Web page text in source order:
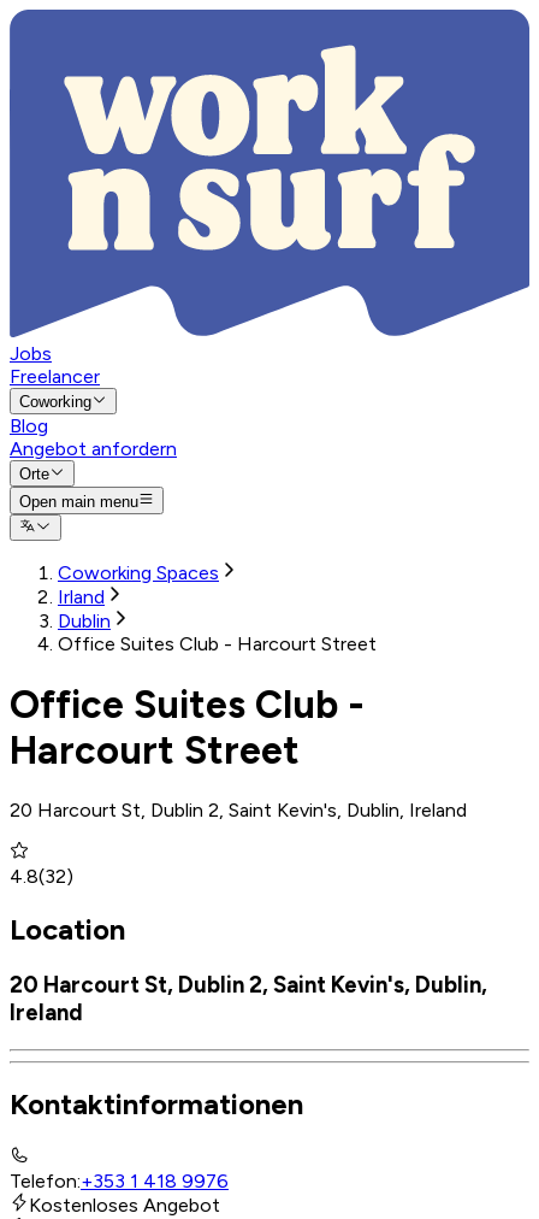
Jobs
Freelancer
Coworking
Blog
Angebot anfordern
Orte
Open main menu
Coworking Spaces
Irland
Dublin
Office Suites Club - Harcourt Street
Office Suites Club -
Harcourt Street
20 Harcourt St, Dublin 2, Saint Kevin's, Dublin, Ireland
4.8(32)
Location
20 Harcourt St, Dublin 2, Saint Kevin's, Dublin,
Ireland
Kontaktinformationen
Telefon:+353 1 418 9976
Kostenloses Angebot